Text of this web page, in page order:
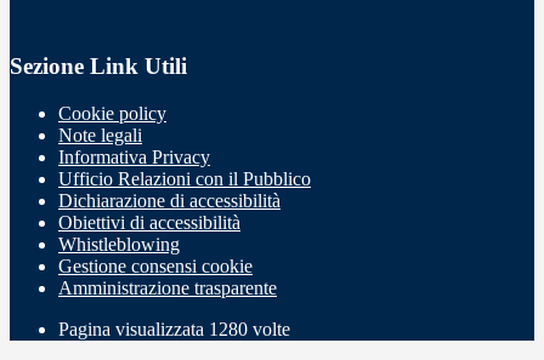
Sezione Link Utili
Cookie policy
Note legali
Informativa Privacy
Ufficio Relazioni con il Pubblico
Dichiarazione di accessibilità
Obiettivi di accessibilità
Whistleblowing
Gestione consensi cookie
Amministrazione trasparente
Pagina visualizzata 1280 volte